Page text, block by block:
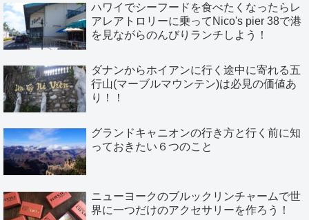
ハワイでシーフードを食べたくなったらレ
アレアトロリーに乗ってNico's pier 38で港
を見ながらのんびりランチしよう！
ダナンからホイアンに行く途中に寄れる五
行山(マーブルマウンテン)は必見の価値あ
り！！
グランドキャニオンの行き方と行く前に知
っておきたい６つのこと
ニューヨークのブルックリンチャームで世
界に一つだけのアクセサリーを作ろう！